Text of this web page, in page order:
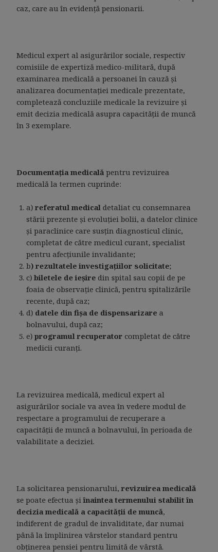
caz, care au în evidenţă pensionarii.
Medicul expert al asigurărilor sociale, respectiv
comisiile de expertiză medico-militară, după
examinarea medicală a persoanei în cauză şi
analizarea documentaţiei medicale prezentate,
completează concluziile medicale la revizuire şi
emit decizia medicală asupra capacităţii de muncă
în 3 exemplare.
Documentaţia medicală pentru revizuirea
medicală la termen cuprinde:
a)referatul medical detaliat cu consemnarea
stării prezente şi evoluţiei bolii, a datelor clinice
şi paraclinice care susţin diagnosticul clinic,
completat de către medicul curant, specialist
pentru afecţiunile invalidante;
b) rezultatele investigaţiilor solicitate;
c)biletele de ieşire din spital sau copii de pe
foaia de observaţie clinică, pentru spitalizările
recente, după caz;
d) datele din fişa de dispensarizare a
bolnavului, după caz;
e)programul recuperator completat de către
medicii curanţi.
La revizuirea medicală, medicul expert al
asigurărilor sociale va avea în vedere modul de
respectare a programului de recuperare a
capacităţii de muncă a bolnavului, în perioada de
valabilitate a deciziei.
La solicitarea pensionarului,revizuirea medicală
se poate efectua şiînaintea termenului stabilit în
decizia medicală a capacităţii de muncă,
indiferent de gradul de invaliditate, dar numai
până la împlinirea vârstelor standard pentru
obţinerea pensiei pentru limită de vârstă.